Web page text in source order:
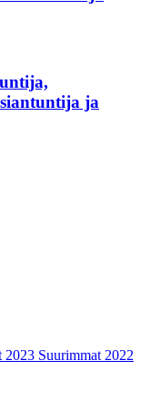
ja
2023 Suurimmat 2022